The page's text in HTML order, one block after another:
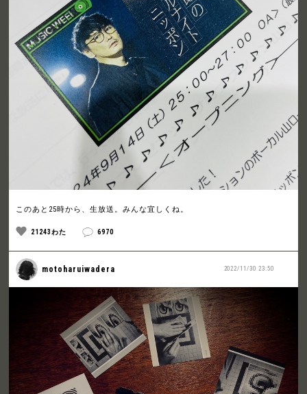
このあと25時から、生放送。みんな宜しくね。
21243わた 6970
2022/11/30 23:50
motoharuiwadera